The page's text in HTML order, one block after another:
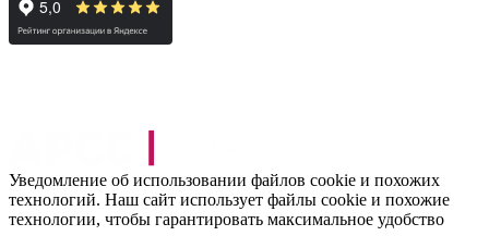
Уведомление об использовании файлов cookie и похожих
технологий. Наш сайт использует файлы cookie и похожие
технологии, чтобы гарантировать максимальное удобство